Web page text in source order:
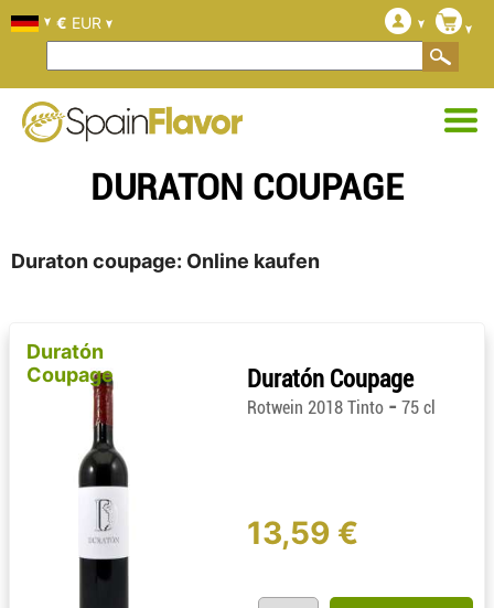
DURATON COUPAGE
Duraton coupage: Online kaufen
Duratón
Coupage
Duratón Coupage
Rotwein 2018 Tinto - 75 cl
13,59 €
€ EUR